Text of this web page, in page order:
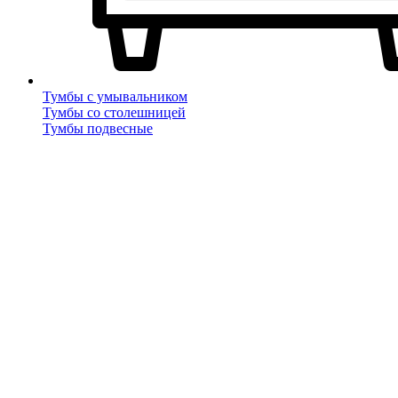
Тумбы с умывальником
Тумбы со столешницей
Тумбы подвесные